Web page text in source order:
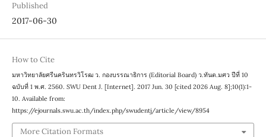
Published
2017-06-30
How to Cite
มหาวิทยาลัยศรีนครินทรวิโรฒ ว. กองบรรณาธิการ (Editorial Board) ว.ทันต.มศว ปีที่ 10
ฉบับที่ 1 พ.ศ. 2560. SWU Dent J. [Internet]. 2017 Jun. 30 [cited 2026 Aug. 8];10(1):1-
10. Available from:
https://ejournals.swu.ac.th/index.php/swudentj/article/view/8954
More Citation Formats